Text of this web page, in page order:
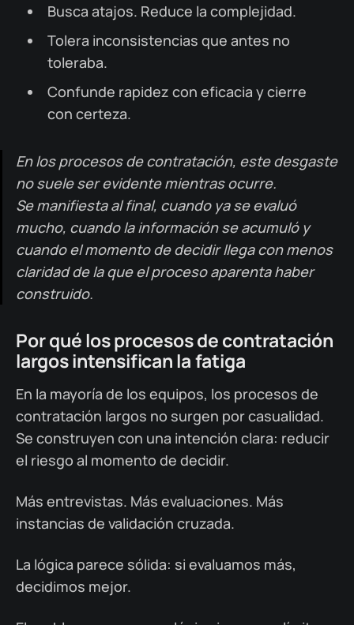
Busca atajos. Reduce la complejidad.
Tolera inconsistencias que antes no
toleraba.
Confunde rapidez con eficacia y cierre
con certeza.
En los procesos de contratación, este desgaste
no suele ser evidente mientras ocurre.
Se manifiesta al final, cuando ya se evaluó
mucho, cuando la información se acumuló y
cuando el momento de decidir llega con menos
claridad de la que el proceso aparenta haber
construido.
Por qué los procesos de contratación
largos intensifican la fatiga
En la mayoría de los equipos, los procesos de
contratación largos no surgen por casualidad.
Se construyen con una intención clara: reducir
el riesgo al momento de decidir.
Más entrevistas. Más evaluaciones. Más
instancias de validación cruzada.
La lógica parece sólida: si evaluamos más,
decidimos mejor.